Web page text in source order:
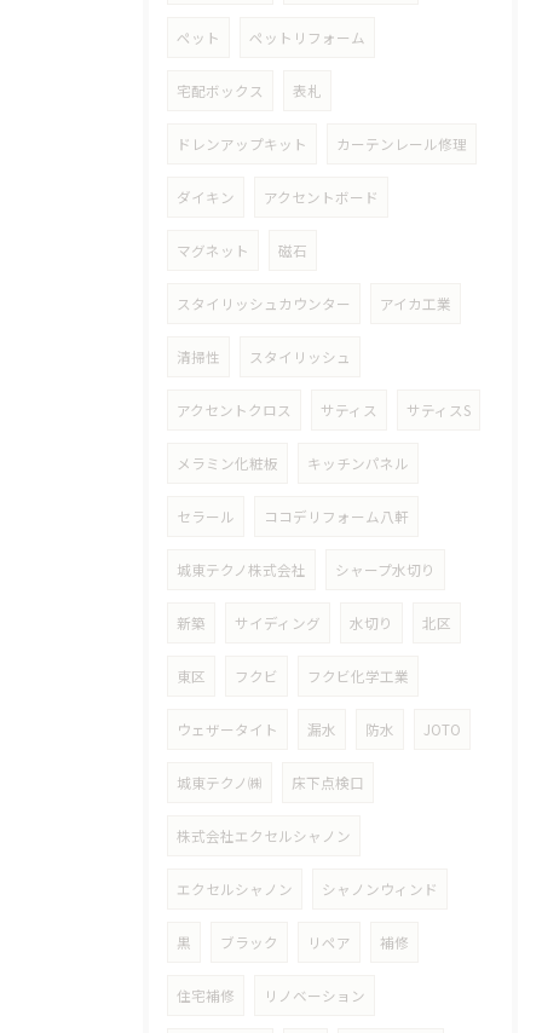
ペット ペットリフォーム
宅配ボックス 表札
ドレンアップキット カーテンレール修理
ダイキン アクセントボード
マグネット 磁石
スタイリッシュカウンター アイカ工業
清掃性 スタイリッシュ
アクセントクロス サティス サティスS
メラミン化粧板 キッチンパネル
セラール ココデリフォーム八軒
城東テクノ株式会社 シャープ水切り
新築 サイディング 水切り 北区
東区 フクビ フクビ化学工業
ウェザータイト 漏水 防水 JOTO
城東テクノ㈱ 床下点検口
株式会社エクセルシャノン
エクセルシャノン シャノンウィンド
黒 ブラック リペア 補修
住宅補修 リノベーション